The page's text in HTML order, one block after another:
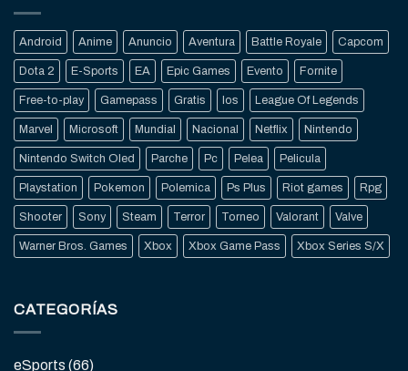
Android Anime Anuncio Aventura Battle Royale Capcom
Dota 2 E-Sports EA Epic Games Evento Fornite
Free-to-play Gamepass Gratis Ios League Of Legends
Marvel Microsoft Mundial Nacional Netflix Nintendo
Nintendo Switch Oled Parche Pc Pelea Pelicula
Playstation Pokemon Polemica Ps Plus Riot games Rpg
Shooter Sony Steam Terror Torneo Valorant Valve
Warner Bros. Games Xbox Xbox Game Pass Xbox Series S/X
CATEGORÍAS
eSports (66)